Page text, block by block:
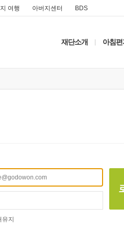
여행 아버지센터 BDS
재단소개 아침
지